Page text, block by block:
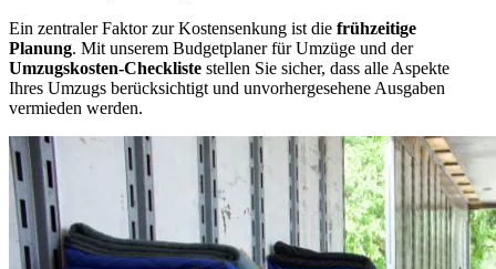
Ein zentraler Faktor zur Kostensenkung ist die frühzeitige
Planung. Mit unserem Budgetplaner für Umzüge und der
Umzugskosten-Checkliste stellen Sie sicher, dass alle Aspekte
Ihres Umzugs berücksichtigt und unvorhergesehene Ausgaben
vermieden werden.